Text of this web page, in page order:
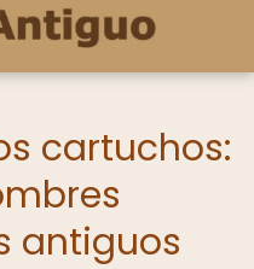
cartuchos:
antiguos